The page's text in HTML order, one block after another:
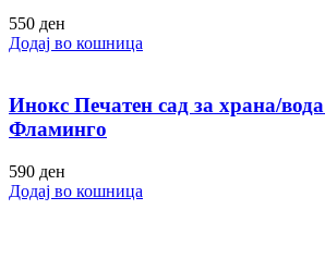
550 ден
Додај во кошница
Инокс Печатен сад за храна/
Фламинго
590 ден
Додај во кошница